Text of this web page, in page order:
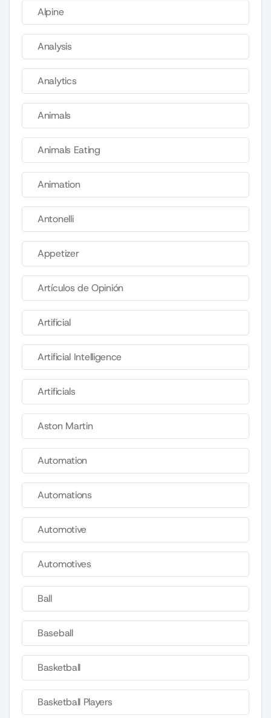
Alpine
Analysis
Analytics
Animals
Animals Eating
Animation
Antonelli
Appetizer
Artículos de Opinión
Artificial
Artificial Intelligence
Artificials
Aston Martin
Automation
Automations
Automotive
Automotives
Ball
Baseball
Basketball
Basketball Players